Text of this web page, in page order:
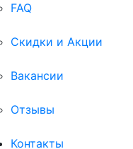
FAQ
Скидки и Акции
Вакансии
Отзывы
Контакты